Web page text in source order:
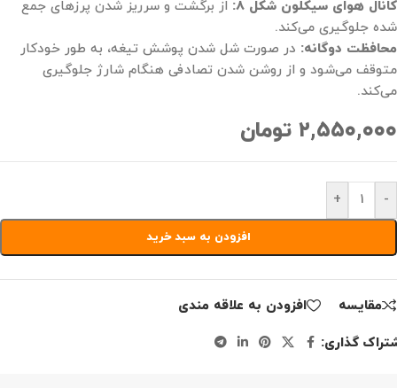
کانال هوای سیکلون شکل ۸:
از برگشت و سرریز شدن پرزهای جمع
شده جلوگیری می‌کند.
محافظت دوگانه: در صورت شل شدن پوشش تیغه، به طور خودکار
متوقف می‌شود و از روشن شدن تصادفی هنگام شارژ جلوگیری
می‌کند.
۲,۵۵۰,۰۰۰ تومان
-
+
افزودن به سبد خرید
مقايسه
افزودن به علاقه مندی
گذاری: